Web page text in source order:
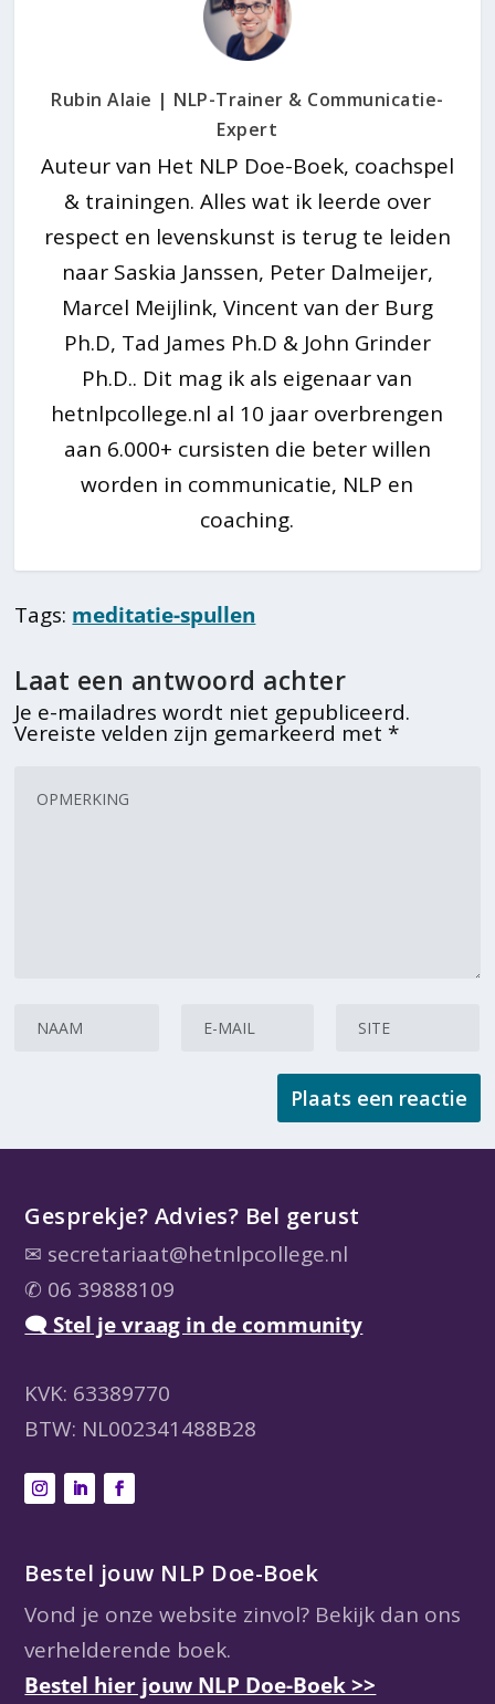
Rubin Alaie | NLP-Trainer & Communicatie-
Expert
Auteur van Het NLP Doe-Boek, coachspel
& trainingen. Alles wat ik leerde over
respect en levenskunst is terug te leiden
naar Saskia Janssen, Peter Dalmeijer,
Marcel Meijlink, Vincent van der Burg
Ph.D, Tad James Ph.D & John Grinder
Ph.D.. Dit mag ik als eigenaar van
hetnlpcollege.nl al 10 jaar overbrengen
aan 6.000+ cursisten die beter willen
worden in communicatie, NLP en
coaching.
Tags: meditatie-spullen
Laat een antwoord achter
Je e-mailadres wordt niet gepubliceerd.
Vereiste velden zijn gemarkeerd met *
Gesprekje? Advies? Bel gerust
✉ secretariaat@hetnlpcollege.nl
✆ 06 39888109
🗨 Stel je vraag in de community
KVK: 63389770
BTW: NL002341488B28
Bestel jouw NLP Doe-Boek
Vond je onze website zinvol? Bekijk dan ons
verhelderende boek.
Bestel hier jouw NLP Doe-Boek >>